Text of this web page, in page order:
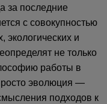
за последние
с совокупностью
экологических и
не только
работы в
эволюция —
подходов к